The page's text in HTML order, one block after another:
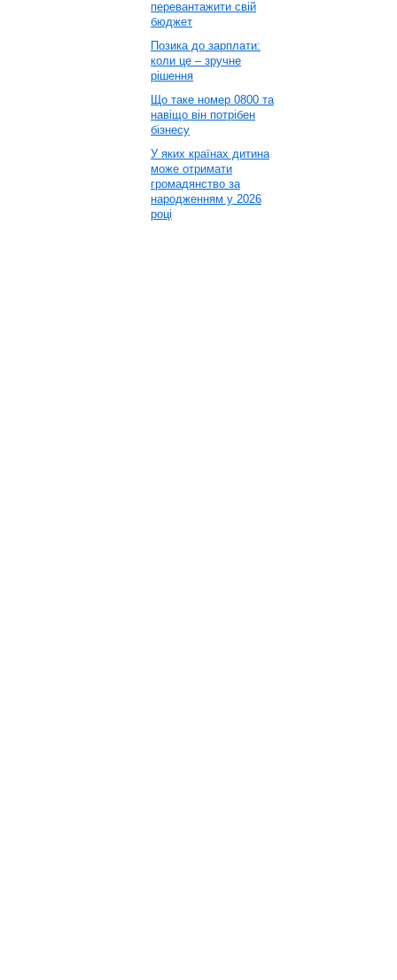
перевантажити свій
бюджет
Позика до зарплати:
коли це – зручне
рішення
Що таке номер 0800 та
навіщо він потрібен
бізнесу
У яких країнах дитина
може отримати
громадянство за
народженням у 2026
році